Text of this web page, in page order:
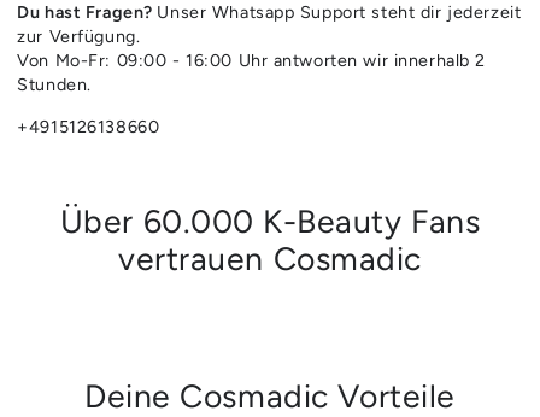
Du hast Fragen? Unser Whatsapp Support steht dir jederzeit
zur Verfügung.
Von Mo-Fr: 09:00 - 16:00 Uhr antworten wir innerhalb 2
Stunden.
+4915126138660
Über 60.000 K-Beauty Fans
vertrauen Cosmadic
Deine Cosmadic Vorteile